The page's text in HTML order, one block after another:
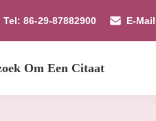
Tel: 86-29-87882900 E-
Om Een Citaat